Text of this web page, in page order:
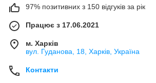
97% позитивних з 150 відгуків за рік
Працює з 17.06.2021
м. Харків
вул. Гуданова, 18, Харків, Україна
Контакти